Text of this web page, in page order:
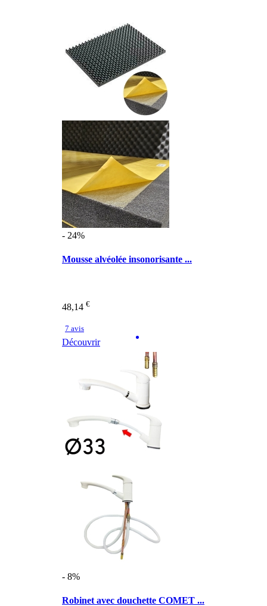
- 24%
Mousse alvéolée insonorisante ...
48,14 €
7 avis
Découvrir
- 8%
Robinet avec douchette COMET ...